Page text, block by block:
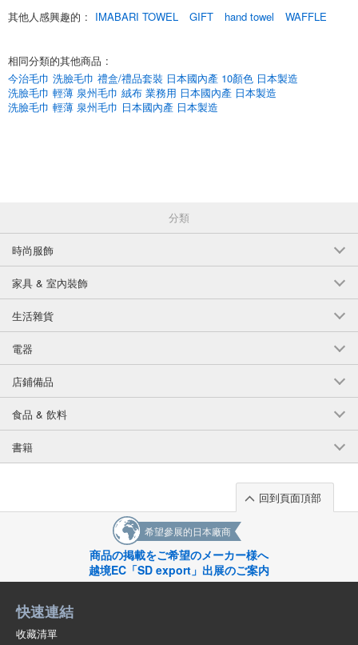
今麥郎品牌華夫餅干方塊浴巾 灰色
批發價:僅限會員查看
今麥郎品牌華夫餅干方塊浴巾 灰色
1個/組
今治品牌華夫餅干方塊浴巾象牙色
批發價:僅限會員查看 5個/組 有庫存
今治品牌華夫餅干方塊浴巾象牙色
(002C337IV)
批發價:僅限會員查看 有庫存
今治品牌華夫餅干方塊浴巾象牙色
批發價:僅限會員查看 100個/組 售罄
今麥郎品牌華夫餅干方塊浴巾棕色
其他人感興趣的 : IMABARI TOWEL GIFT hand towel WAFFLE
相同分類的其他商品 :
今治毛巾 洗臉毛巾 禮盒/禮品套裝 日本國內產 10顏色 日本製造
洗臉毛巾 輕薄 泉州毛巾 絨布 業務用 日本國內產 日本製造
洗臉毛巾 輕薄 泉州毛巾 日本國內產 日本製造
分類
時尚服飾
家具 & 室內裝飾
生活雜貨
電器
店鋪備品
食品 & 飲料
書籍
回到頁面頂部
希望參展的日本廠商
商品の掲載をご希望のメーカー様へ
越境EC「SD export」出展のご案内
快速連結
收藏清單